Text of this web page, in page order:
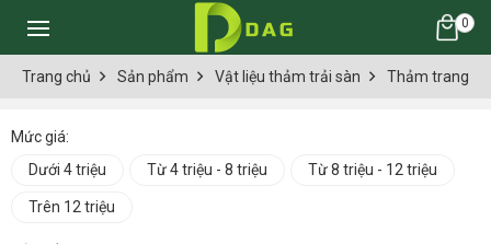
0
Trang chủ Sản phẩm Vật liệu thảm trải sàn Thảm trang trí
Mức giá:
Dưới 4 triệu
Từ 4 triệu - 8 triệu Từ 8 triệu - 12 triệu
Trên 12 triệu